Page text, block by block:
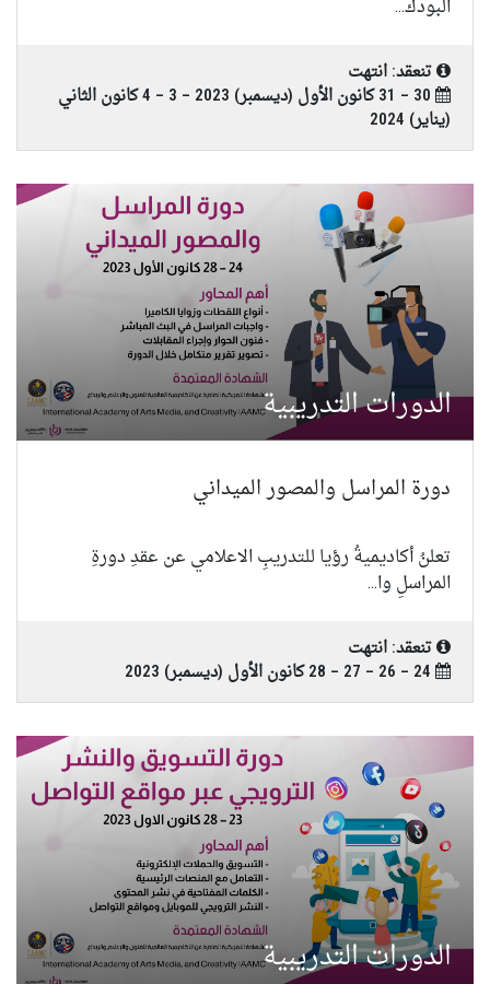
البودك...
تنعقد: انتهت
30 – 31 كانون الأول (ديسمبر) 2023 – 3 – 4 كانون الثاني
(يناير) 2024
الدورات التدريبية
دورة المراسل والمصور الميداني
تعلنُ أكاديميةُ رؤيا للتدريبِ الاعلامي عن عقدِ دورةِ
المراسلِ وا...
تنعقد: انتهت
الدورات التدريبية